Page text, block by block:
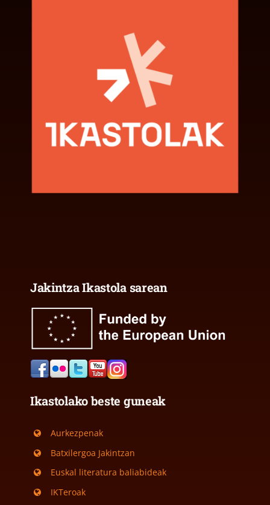
Jakintza Ikastola sarean
Ikastolako beste guneak
Aurkezpenak
Batxilergoa Jakintzan
Euskal literatura baliabideak
IKTeroak